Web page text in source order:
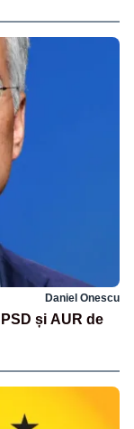
Daniel Onescu
și AUR de